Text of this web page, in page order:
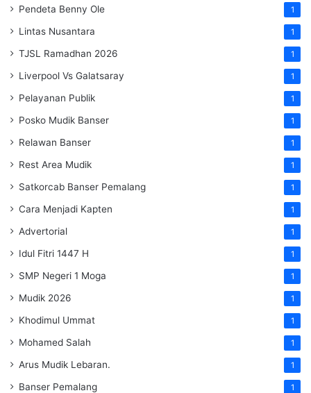
Pendeta Benny Ole 1
Lintas Nusantara 1
TJSL Ramadhan 2026 1
Liverpool Vs Galatsaray 1
Pelayanan Publik 1
Posko Mudik Banser 1
Relawan Banser 1
Rest Area Mudik 1
Satkorcab Banser Pemalang 1
Cara Menjadi Kapten 1
Advertorial 1
Idul Fitri 1447 H 1
SMP Negeri 1 Moga 1
Mudik 2026 1
Khodimul Ummat 1
Mohamed Salah 1
Arus Mudik Lebaran. 1
Banser Pemalang 1